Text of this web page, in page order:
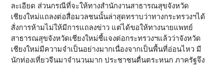
ละเอียด ส่วนกรณีที่จะให้ทางสำนักงานสาธารณสุขจังหวัด
เชียงใหม่แถลงต่อสื่อมวลชนนั้นล่าสุดทราบว่าทางกระทรวงฯได้
สั่งการห้ามไม่ให้มีการแถลงข่าว แต่ได้ขอให้ทางนายแพทย์
สาธารณสุขจังหวัดเชียงใหม่ชี้แจงต่อกระทรวงฯแล้วว่าจังหวัด
เชียงใหม่มีความจำเป็นอย่างมากเนื่องจากเป็นพื้นที่อ่อนไหว มี
นักท่องเที่ยวจีนมาจำนวนมาก ประชาชนตื่นตระหนก ภาครัฐจึง